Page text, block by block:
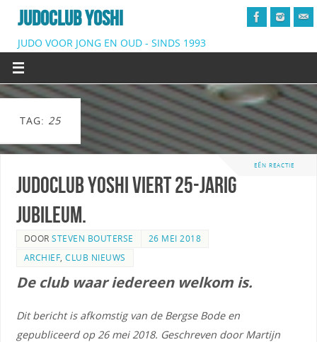
JUDOCLUB YOSHI
JUDO VOOR JONG EN OUD - SINDS 1993
TAG: 25
EÉN REACTIE
Judoclub Yoshi viert 25-jarig
jubileum.
DOORSTEVEN BOUTERSE
26 MEI 2018
ARCHIEF,CLUB NIEUWS
De club waar iedereen welkom is.
Dit bericht is afkomstig van de Bergse Bode en
gepubliceerd op 26 mei 2018. Geschreven door Martijn